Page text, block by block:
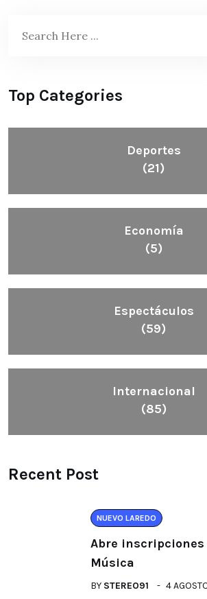
Top Categories
Deportes
(21)
Economía
(5)
Espectáculos
(59)
Internacional
(85)
Recent Post
NUEVO LAREDO
Abre inscripciones
Música
BY STEREO91 4